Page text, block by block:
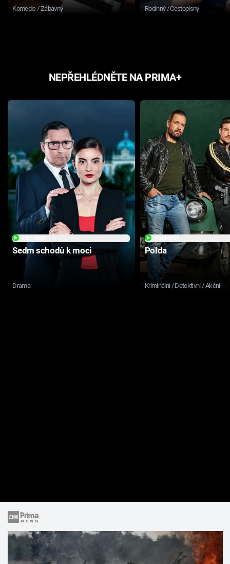
Komedie / Zábavný Rodinný / Cestopisný
NEPŘEHLÉDNĚTE NA PRIMA+
Sedm schodů k moci
Drama
Polda
Kriminální / Detektivní / Akční